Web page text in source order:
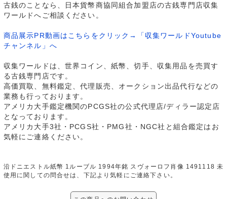
古銭のことなら、日本貨幣商協同組合加盟店の古銭専門店収集
ワールドへご相談ください。
商品展示PR動画はこちらをクリック→「収集ワールドYoutube
チャンネル」へ
収集ワールドは、世界コイン、紙幣、切手、収集用品を売買す
る古銭専門店です。
高価買取、無料鑑定、代理販売、オークション出品代行などの
業務も行っております。
アメリカ大手鑑定機関のPCGS社の公式代理店/ディラー認定店
となっております。
アメリカ大手3社・PCGS社・PMG社・NGC社と組合鑑定はお
気軽にご連絡ください。
沿ドニエストル紙幣 1ルーブル 1994年銘 スヴォーロフ肖像 1491118 未
使用に関しての問合せは、下記より気軽にご連絡下さい。